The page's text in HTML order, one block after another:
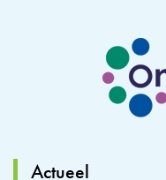
Actueel